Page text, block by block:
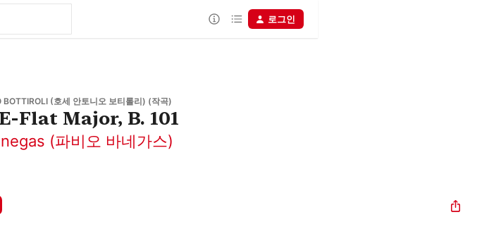
로그인
BOTTIROLI (호세 안토니오 보티롤리) (작곡)
Flat Major, B. 101
(파비오 바네가스)